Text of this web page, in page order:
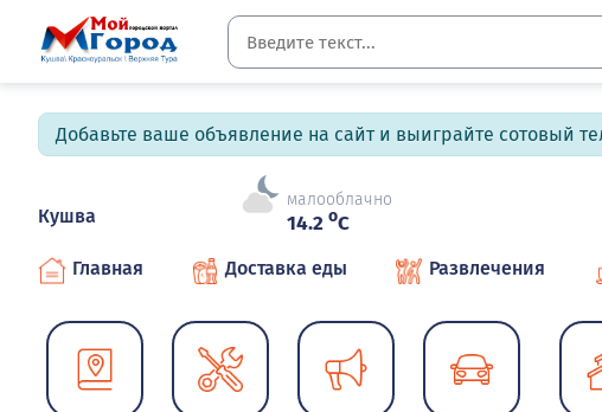
Добавьте ваше объявление на сайт и выиграйте сотовый
Кушва
малооблачно
14.2 oC
Главная Доставка еды Развлечения